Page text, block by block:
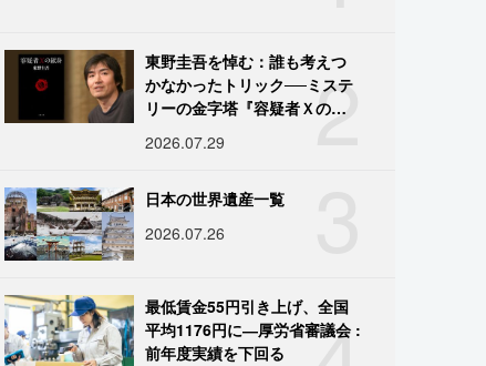
2
東野圭吾を悼む：誰も考えつ
かなかったトリック──ミステ
リーの金字塔『容疑者Ｘの献
2026.07.29
日本の世界遺産一覧
2026.07.26
最低賃金55円引き上げ、全国
平均1176円に―厚労省審議会 :
前年度実績を下回る